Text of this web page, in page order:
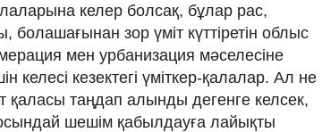
келер болсақ, бұлар рас,
болашағынан зор үміт күттіретін облыс
мен урбанизация мәселесіне
келесі кезектегі үміткер-қалалар. Ал не
таңдап алынды дегенге келсек,
шешім қабылдауға лайықты